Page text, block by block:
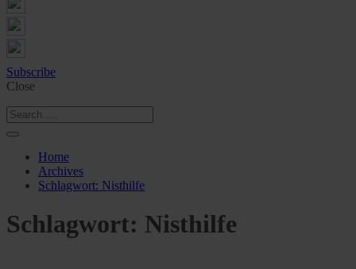
Subscribe
Close
Home
Archives
Schlagwort: Nisthilfe
Schlagwort: Nisthilfe